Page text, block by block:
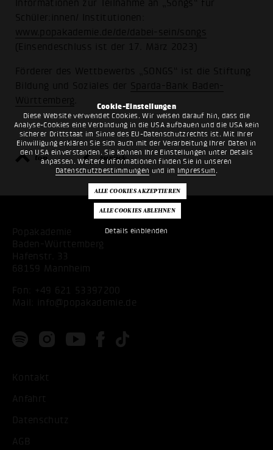
Cookie-Einstellungen
Diese Website verwendet Cookies. Wir weisen darauf hin, dass die
Analyse-Cookies eine Verbindung in die USA aufbauen und die USA kein
sicherer Drittstaat im Sinne des EU-Datenschutzrechts ist. Mit Ihrer
Einwilligung erklären Sie sich auch mit der Verarbeitung Ihrer Daten in
den USA einverstanden. Sie können Ihre Einstellungen unter Details
anpassen. Weitere Informationen finden Sie in unseren
Datenschutzbestimmungen und im Impressum .
Details einblenden
Informationen zur Teilnahme an „Songs“ für
Schüler:innen/ Institutionen:
www.popakademie.de/de/dabei-sein/songs
(Einsendeschluss ist der 17. März 2023)
Förderer des Wettbewerbs „SONGS“ ist die Stiftung
Bildung und Soziales der Sparda-Bank Baden-
Württemberg
top zurück
Popakademie
Baden-Württemberg
Hafenstr. 33
68159 Mannheim
Fon:
+49 621 53397200
Mail:
info@popakademie.de
Kontakt
Anfahrt
Datenschutz
AGB